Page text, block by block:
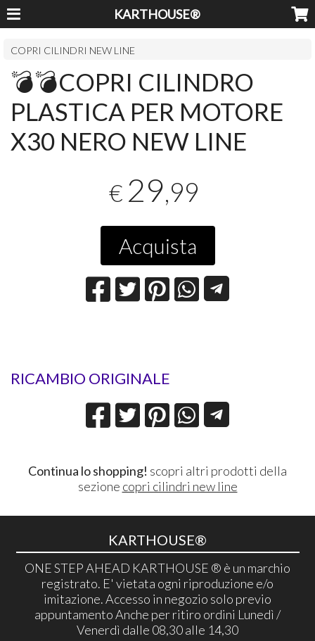
KARTHOUSE®
COPRI CILINDRI NEW LINE
💣💣COPRI CILINDRO
PLASTICA PER MOTORE
X30 NERO NEW LINE
€ 29,99
Acquista
RICAMBIO ORIGINALE
Continua lo shopping! scopri altri prodotti della
sezione copri cilindri new line
KARTHOUSE®
ONE STEP AHEAD KARTHOUSE ® è un marchio
registrato. E' vietata ogni riproduzione e/o
imitazione. Accesso in negozio solo previo
appuntamento Anche per ritiro ordini Lunedì /
Venerdì dalle 08,30 alle 14,30